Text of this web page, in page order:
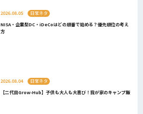
2026.08.05
日常ネタ
NISA・企業型DC・iDeCoはどの順番で始める？優先順位の考え
方
2026.08.04
日常ネタ
【二代目Grow-Hub】子供も大人も大喜び！我が家のキャンプ飯